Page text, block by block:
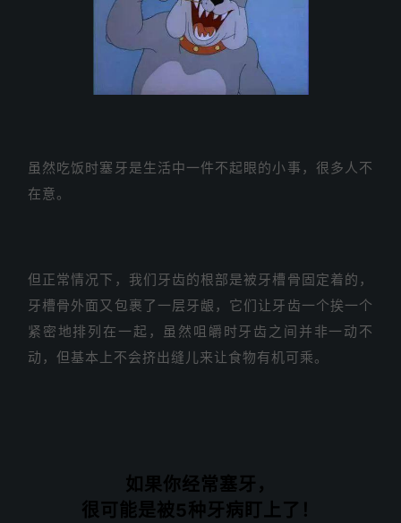
虽然吃饭时塞牙是生活中一件不起眼的小事，很多人不
在意。
但正常情况下，我们牙齿的根部是被牙槽骨固定着的，
牙槽骨外面又包裹了一层牙龈，它们让牙齿一个挨一个
紧密地排列在一起，虽然咀皭时牙齿之间并非一动不
动，但基本上不会挤出缝儿来让食物有机可乘。
如果你经常塞牙，
很可能是被5种牙病盯上了！